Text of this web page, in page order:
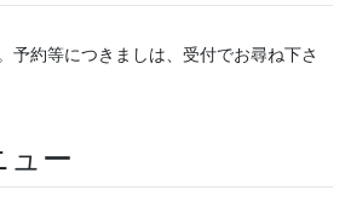
予約等につきましは、受付でお尋ね下さ
ュー